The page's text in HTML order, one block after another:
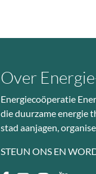
Over
Energiecoöperatie
die duurzame energie
stad aanjagen,
STEUN ONS EN